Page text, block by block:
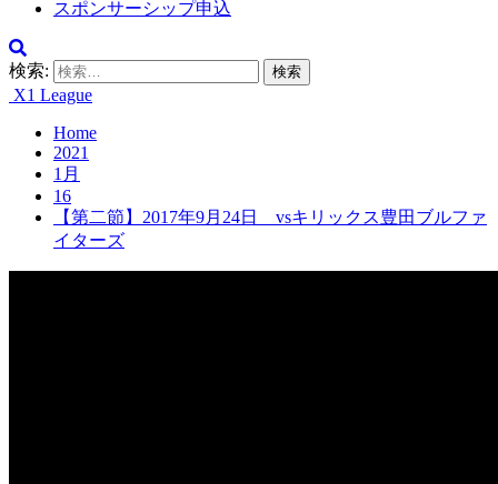
スポンサーシップ申込
検索:
X1 League
Home
2021
1月
16
【第二節】2017年9月24日 vsキリックス豊田ブルファ
イターズ